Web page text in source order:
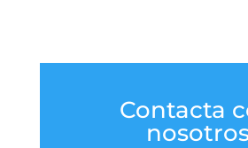
Contacta